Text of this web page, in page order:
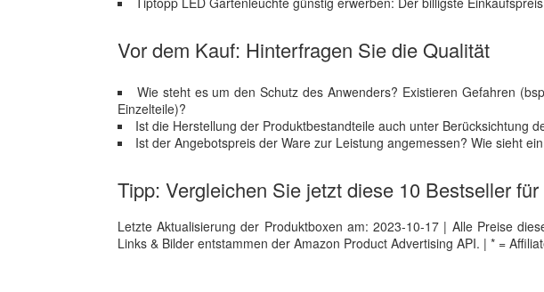
Vor dem Kauf: Hinterfragen Sie die Qualität
Wie steht es um den Schutz des Anwenders? Existieren Gefahren
Einzelteile)?
Ist die Herstellung der Produktbestandteile auch unter Berücksichtung
Ist der Angebotspreis der Ware zur Leistung angemessen? Wie sieht ein
Tipp: Vergleichen Sie jetzt diese 10 Bestseller
Letzte Aktualisierung der Produktboxen am: 2023-10-17 | Alle Preise
Links & Bilder entstammen der Amazon Product Advertising API. | * =